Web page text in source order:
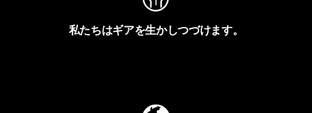
私たちはギアを生かしつづけます。